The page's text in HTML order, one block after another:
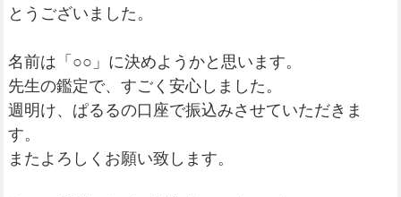
とうございました。
名前は「○○」に決めようかと思います。
先生の鑑定で、すごく安心しました。
週明け、ぱるるの口座で振込みさせていただきま
す。
またよろしくお願い致します。